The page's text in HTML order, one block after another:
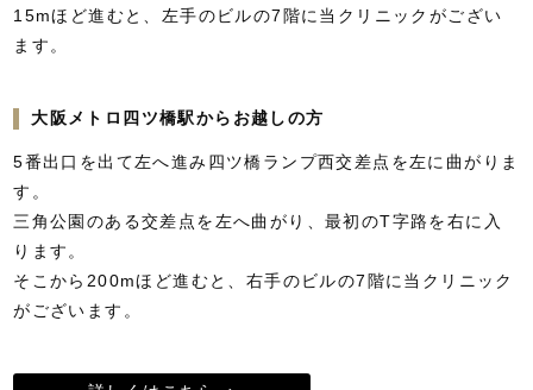
15mほど進むと、左手のビルの7階に当クリニックがござい
ます。
大阪メトロ四ツ橋駅からお越しの方
5番出口を出て左へ進み四ツ橋ランプ西交差点を左に曲がりま
す。
三角公園のある交差点を左へ曲がり、最初のT字路を右に入
ります。
そこから200mほど進むと、右手のビルの7階に当クリニック
がございます。